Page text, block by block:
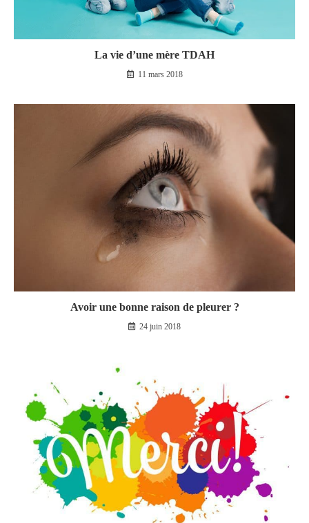
La vie d’une mère TDAH
11 mars 2018
Avoir une bonne raison de pleurer ?
24 juin 2018